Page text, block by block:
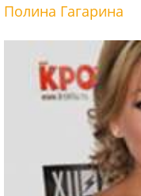
Полина Гагарина